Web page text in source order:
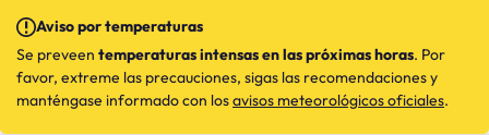
Aviso por temperaturas
Se preveen temperaturas intensas en las próximas horas. Por
favor, extreme las precauciones, sigas las recomendaciones y
manténgase informado con losavisos meteorológicos oficiales.